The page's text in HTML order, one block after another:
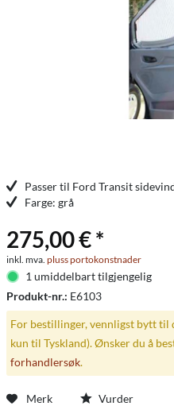
Passer til Ford Transit
Farge: grå
275,00 € *
inkl. mva. pluss portokonstnader
1 umiddelbart tilgjengelig
Produkt-nr.: E6103
For bestillinger, vennligst bytt til
kun til Tyskland). Ønsker du å
forhandlersøk.
Merk Vurder